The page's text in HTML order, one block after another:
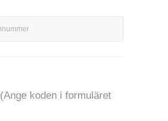
(Ange koden i formuläret